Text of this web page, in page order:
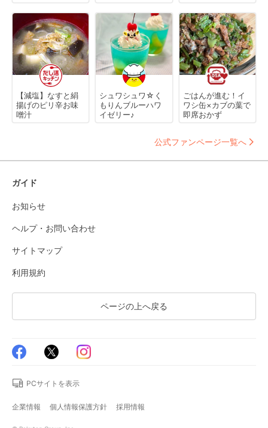
【減塩】なすと絹
揚げのピリ辛お味
噌汁
シュワシュワ☆く
もりんブルーハワ
イゼリー♪
ごはんが進む！イ
ワシ缶×カブの葉で
即席おかず
公式ファンページ一覧へ
ガイド
お知らせ
ヘルプ・お問い合わせ
サイトマップ
利用規約
ページの上へ戻る
PCサイトを表示
企業情報 個人情報保護方針 採用情報